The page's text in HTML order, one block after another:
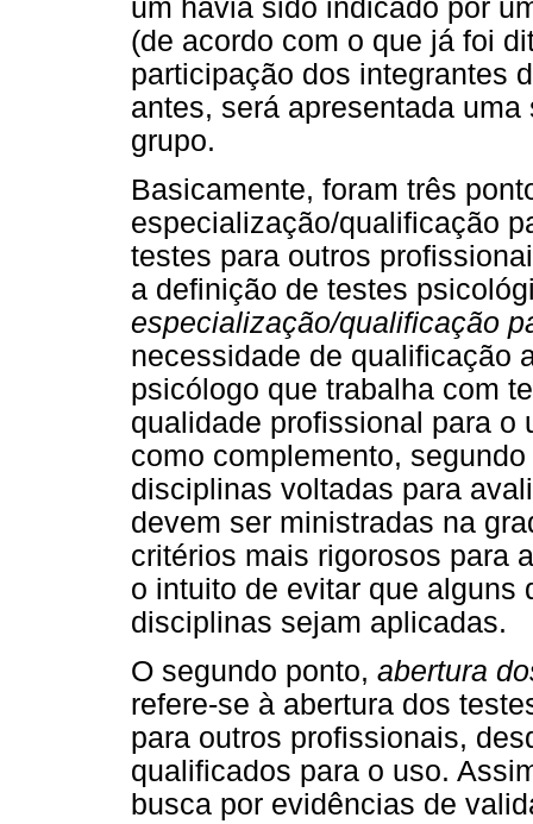
um havia sido indicado por
(de acordo com o que já foi
participação dos integrantes
antes, será apresentada
grupo.
Basicamente, foram três
especialização/qualificação
testes para outros
a definição de testes
especialização/qualificação
necessidade de qualificação
psicólogo que trabalha com
qualidade profissional para o
como complemento,
disciplinas voltadas para
devem ser ministradas na
critérios mais rigorosos para
o intuito de evitar que alguns
disciplinas sejam aplicadas.
O segundo ponto, abertura
refere-se à abertura dos
para outros profissionais,
qualificados para o uso.
busca por evidências de